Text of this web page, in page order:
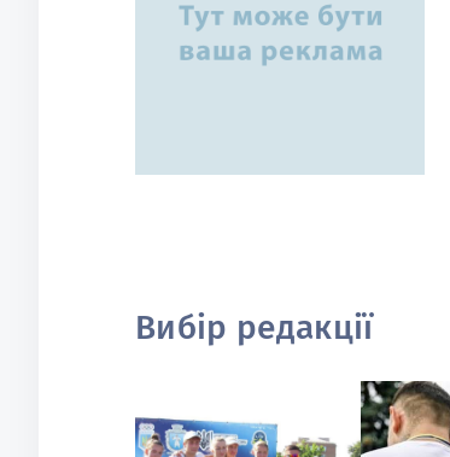
Вибір редакції